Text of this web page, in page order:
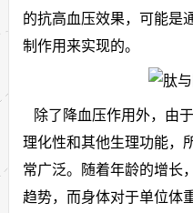
的抗高血压效果，可能是
制作用来实现的。
除了降血压作用外，由于
理化性和其他生理功能，
常广泛。随着年龄的增长
趋势，而身体对于单位体